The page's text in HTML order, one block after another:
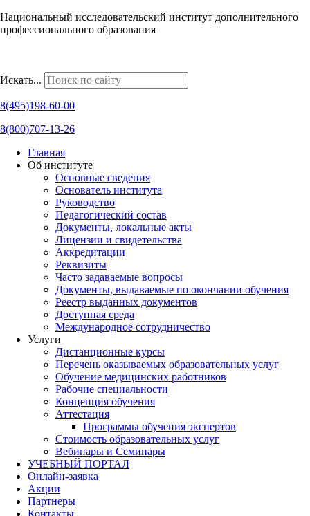
Национальный исследовательский институт дополнительного
профессионального образования
Искать...
8(495)198-60-00
8(800)707-13-26
Главная
Об институте
Основные сведения
Основатель института
Руководство
Педагогический состав
Документы, локальные акты
Лицензии и свидетельства
Аккредитации
Реквизиты
Часто задаваемые вопросы
Документы, выдаваемые по окончании обучения
Реестр выданных документов
Доступная среда
Международное сотрудничество
Услуги
Дистанционные курсы
Перечень оказываемых образовательных услуг
Обучение медицинских работников
Рабочие специальности
Концепция обучения
Аттестация
Программы обучения экспертов
Стоимость образовательных услуг
Вебинары и Семинары
УЧЕБНЫЙ ПОРТАЛ
Онлайн-заявка
Акции
Партнеры
Контакты